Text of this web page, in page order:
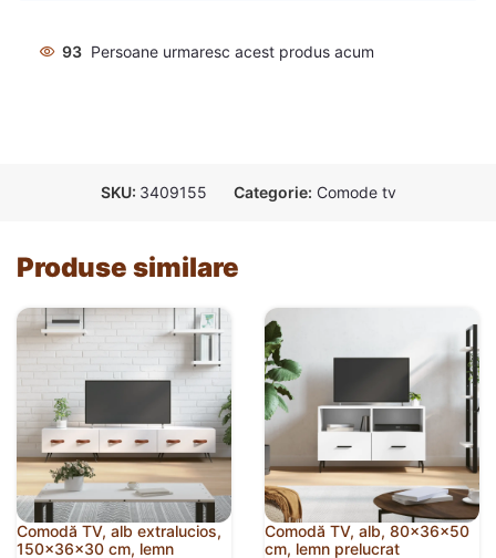
93 Persoane urmaresc acest produs acum
SKU: 3409155 Categorie: Comode tv
Produse similare
Comodă TV, alb extralucios,
150x36x30 cm, lemn
Comodă TV, alb, 80x36x50
cm, lemn prelucrat